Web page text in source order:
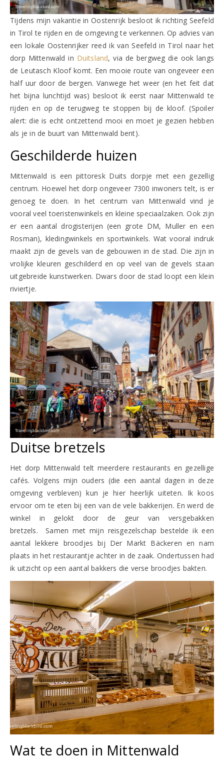
Tijdens mijn vakantie in Oostenrijk besloot ik richting Seefeld
in Tirol te rijden en de omgeving te verkennen. Op advies van
een lokale Oostenrijker reed ik van Seefeld in Tirol naar het
dorp Mittenwald in Duitsland, via de bergweg die ook langs
de Leutasch Kloof komt. Een mooie route van ongeveer een
half uur door de bergen. Vanwege het weer (en het feit dat
het bijna lunchtijd was) besloot ik eerst naar Mittenwald te
rijden en op de terugweg te stoppen bij de kloof. (Spoiler
alert: die is echt ontzettend mooi en moet je gezien hebben
als je in de buurt van Mittenwald bent).
Geschilderde huizen
Mittenwald is een pittoresk Duits dorpje met een gezellig
centrum. Hoewel het dorp ongeveer 7300 inwoners telt, is er
genoeg te doen. In het centrum van Mittenwald vind je
vooral veel toeristenwinkels en kleine speciaalzaken. Ook zijn
er een aantal drogisterijen (een grote DM, Muller en een
Rosman), kledingwinkels en sportwinkels. Wat vooral indruk
maakt zijn de gevels van de gebouwen in de stad. Die zijn in
vrolijke kleuren geschilderd en op veel van de gevels staan
uitgebreide kunstwerken. Dwars door de stad loopt een klein
riviertje.
Duitse bretzels
Het dorp Mittenwald telt meerdere restaurants en gezellige
cafés. Volgens mijn ouders (die een aantal dagen in deze
omgeving verbleven) kun je hier heerlijk uiteten. Ik koos
ervoor om te eten bij een van de vele bakkerijen. En werd de
winkel in gelokt door de geur van versgebakken
bretzels. Samen met mijn reisgezelschap bestelde ik een
aantal lekkere broodjes bij Der Markt Bäckeren en nam
plaats in het restaurantje achter in de zaak. Ondertussen had
ik uitzicht op een aantal bakkers die verse broodjes bakten.
Wat te doen in Mittenwald